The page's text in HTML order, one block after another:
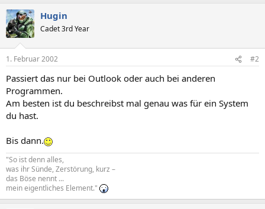
Hugin
Cadet 3rd Year
1. Februar 2002 #2
Passiert das nur bei Outlook oder auch bei anderen
Programmen.
Am besten ist du beschreibst mal genau was für ein System
du hast.
Bis dann.
"So ist denn alles,
was ihr Sünde, Zerstörung, kurz –
das Böse nennt ...
mein eigentliches Element."